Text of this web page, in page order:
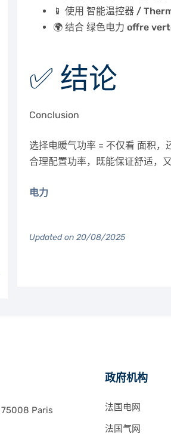
📱 使用 智能温控器 /
🌍 结合 绿色电力 offre
✅ 结论
Conclusion
选择电暖气功率 = 不仅看 面积，
合理配置功率，既能保证舒适，
电力
Updated on 20/08/2025
75008 Paris
政府机构
法国电网
法国气网